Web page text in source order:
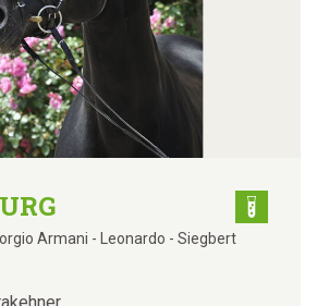
Armani - Leonardo - Siegbert